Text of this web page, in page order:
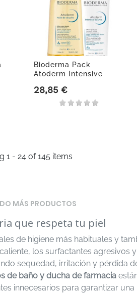
Bioderma Pack
Atoderm Intensive
Precio
28,85 €
1 - 24 of 145 items
MÁS PRODUCTOS
que respeta tu piel
de higiene más habituales y
los surfactantes agresivos
sequedad, irritación y pérdida
de baño y ducha de farmacia
innecesarios para garantizar